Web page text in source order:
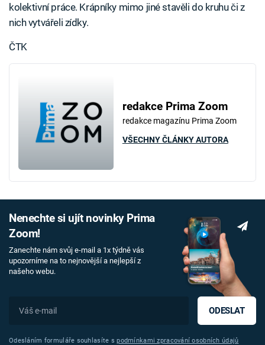
kolektivní práce. Krápníky mimo jiné stavěli do kruhu či z
nich vytvářeli zídky.
ČTK
redakce Prima Zoom
redakce magazínu Prima Zoom
VŠECHNY ČLÁNKY AUTORA
Nenechte si ujít novinky Prima
Zoom!
Zanechte nám svůj e-mail a 1x týdně vás
upozorníme na to nejnovější a nejlepší z
našeho webu.
ODESLAT
Odesláním formuláře souhlasíte spodmínkami zpracování osobních údajů